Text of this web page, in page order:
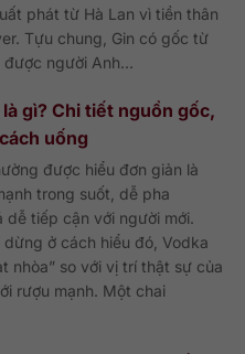
phát từ Hà Lan vì tiền thân
Tựu chung, Gin có gốc từ
được người Anh...
gì? Chi tiết nguồn gốc,
uống
được hiểu đơn giản là
trong suốt, dễ pha
dễ tiếp cận với người mới.
ở cách hiểu đó, Vodka
nhòa” so với vị trí thật sự của
rượu mạnh. Một chai